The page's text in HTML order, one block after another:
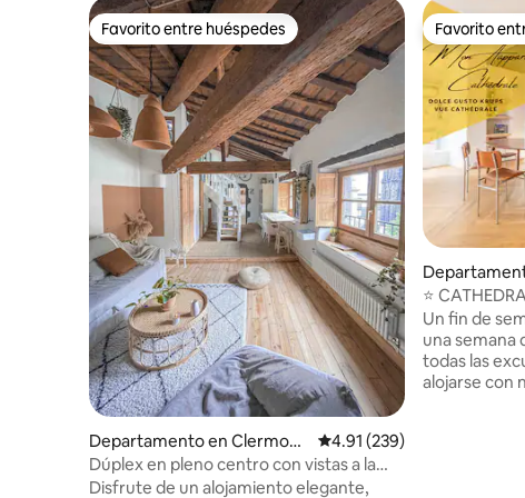
Favorito entre huéspedes
Favorito entre huéspedes
Departamento en Clermont
-Ferrand
Calificación promedio: 4.91
4.91 (239)
Dúplex en pleno centro con vistas a la
catedral, clasificado 3*
Disfrute de un alojamiento elegante,
Favorito
Favorito
-Ferrand
⭐
Un fin de
una semana
todas las
alojarse con